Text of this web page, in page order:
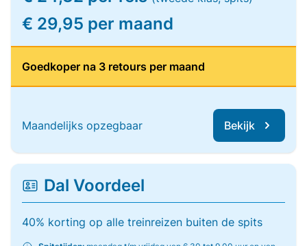
€ 29,95 per maand
Goedkoper na 3 retours per maand
Maandelijks opzegbaar Bekijk
Dal Voordeel
40% korting op alle treinreizen buiten de spits